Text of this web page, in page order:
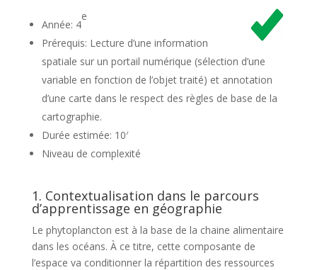
Année: 4
e
Prérequis: Lecture d’une information
spatiale sur un portail numérique (sélection d’une
variable en fonction de l’objet traité) et annotation
d’une carte dans le respect des règles de base de la
cartographie.
Durée estimée: 10′
Niveau de complexité
1. Contextualisation dans le parcours
d’apprentissage en géographie
Le phytoplancton est à la base de la chaine alimentaire
dans les océans. À ce titre, cette composante de
l’espace va conditionner la répartition des ressources